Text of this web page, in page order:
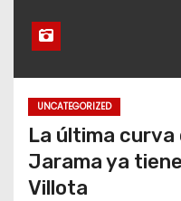
UNCATEGORIZED
La última
Jarama ya
Villota